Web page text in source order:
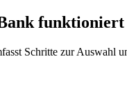
funktioniert
Schritte zur Auswahl